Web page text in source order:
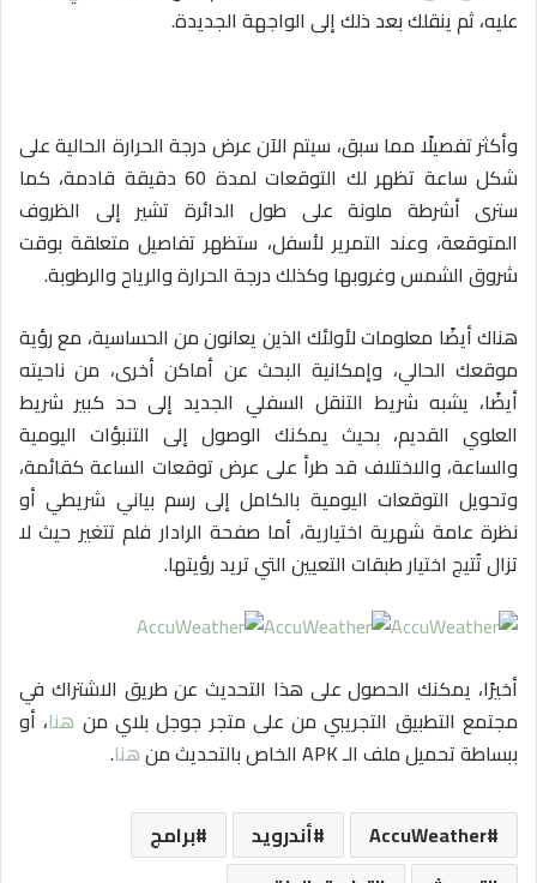
عليه، ثم ينقلك بعد ذلك إلى الواجهة الجديدة.
وأكثر تفصيلًا مما سبق، سيتم الآن عرض درجة الحرارة الحالية على
شكل ساعة تظهر لك التوقعات لمدة 60 دقيقة قادمة، كما
سترى أشرطة ملونة على طول الدائرة تشير إلى الظروف
المتوقعة، وعند التمرير لأسفل، ستظهر تفاصيل متعلقة بوقت
شروق الشمس وغروبها وكذلك درجة الحرارة والرياح والرطوبة.
هناك أيضًا معلومات لأولئك الذين يعانون من الحساسية، مع رؤية
موقعك الحالي، وإمكانية البحث عن أماكن أخرى، من ناحيته
أيضًا، يشبه شريط التنقل السفلي الجديد إلى حد كبير شريط
العلوي القديم، بحيث يمكنك الوصول إلى التنبؤات اليومية
والساعة، والاختلاف قد طرأ على عرض توقعات الساعة كقائمة،
وتحويل التوقعات اليومية بالكامل إلى رسم بياني شريطي أو
نظرة عامة شهرية اختيارية، أما صفحة الرادار فلم تتغير حيث لا
تزال تُتيج اختيار طبقات التعيين التي تريد رؤيتها.
أخيرًا، يمكنك الحصول على هذا التحديث عن طريق الاشتراك في
مجتمع التطبيق التجريبي من على متجر جوجل بلاي من هنا، أو
ببساطة تحميل ملف الـ APK الخاص بالتحديث من
هنا.
AccuWeather أندرويد
برامج